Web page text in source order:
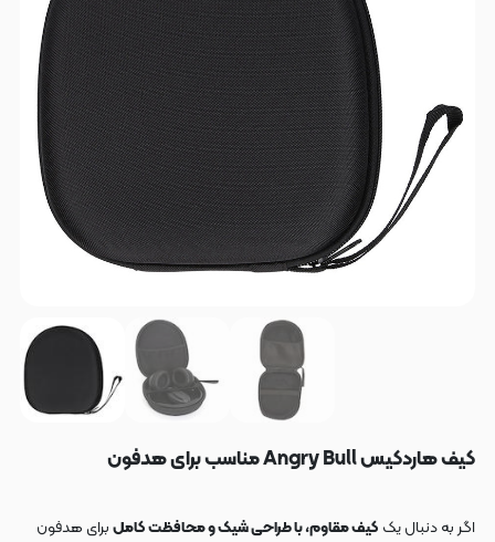
کیف هاردکیس Angry Bull مناسب برای هدفون
اگر به دنبال یک کیف مقاوم، با طراحی شیک و محافظت کاملبرای هدفون